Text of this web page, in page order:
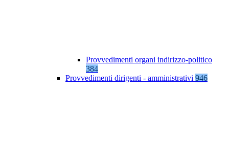
Provvedimenti organi indirizzo-politico
384
Provvedimenti dirigenti - amministrativi 946